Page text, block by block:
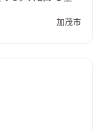
加茂市